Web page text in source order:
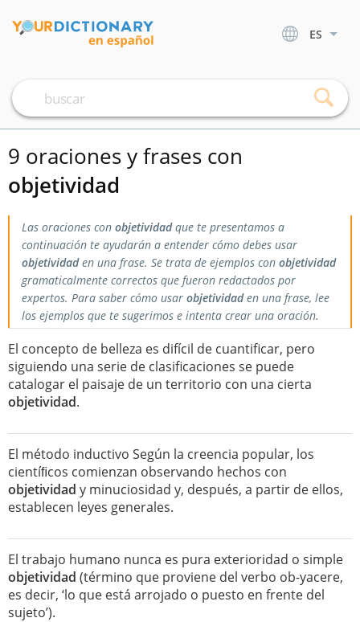
ES
9 oraciones y frases con
objetividad
Las oraciones con objetividadque te presentamos a
continuación te ayudarán a entender cómo debes usar
objetividaden una frase. Se trata de ejemplos con objetividad
gramaticalmente correctos que fueron redactados por
expertos. Para saber cómo usar objetividaden una frase, lee
los ejemplos que te sugerimos e intenta crear una oración.
El concepto de belleza es difícil de cuantificar, pero
siguiendo una serie de clasificaciones se puede
catalogar el paisaje de un territorio con una cierta
objetividad.
El método inductivo Según la creencia popular, los
cientíﬁcos comienzan observando hechos con
objetividad y minuciosidad y, después, a partir de ellos,
establecen leyes generales.
El trabajo humano nunca es pura exterioridad o simple
objetividad (término que proviene del verbo ob-yacere,
es decir, ‘lo que está arrojado o puesto en frente del
sujeto’).